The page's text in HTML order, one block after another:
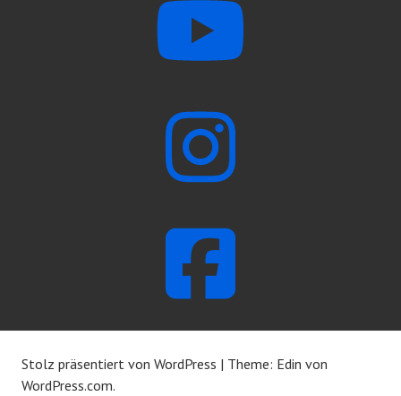
Stolz präsentiert von WordPress | Theme: Edin von
WordPress.com.